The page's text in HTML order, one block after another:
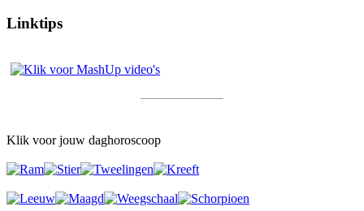
Linktips
Klik voor jouw daghoroscoop